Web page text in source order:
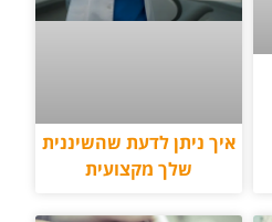
איך ניתן לדעת שהשיננית
שלך מקצועית